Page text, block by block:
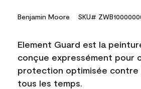
Benjamin Moore SKU#
Element Guard est la
conçue expressément pour
protection optimisée contre
tous les temps.